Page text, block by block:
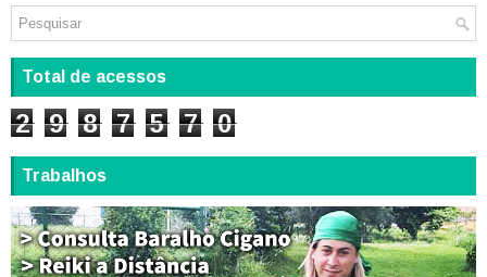
Total de acessos
2 9 8 7 5 7 0
Trabalhos